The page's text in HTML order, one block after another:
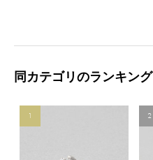
同カテゴリのランキング
1 2